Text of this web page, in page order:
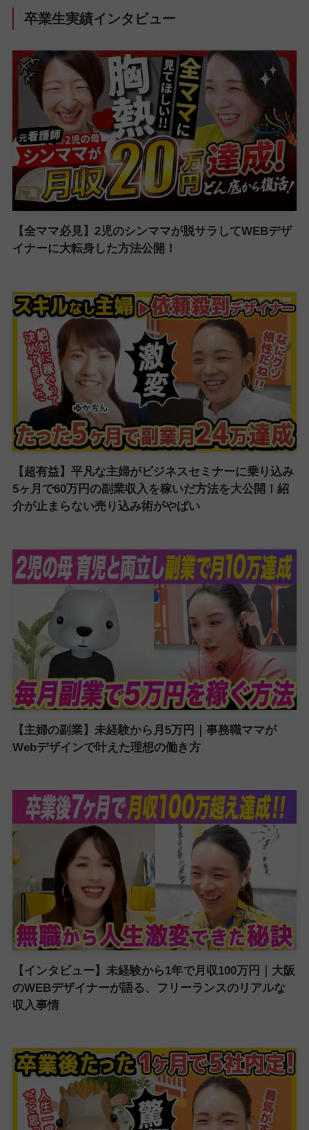
卒業生実績インタビュー
【全ママ必見】2児のシンママが脱サラしてWEBデザ
イナーに大転身した方法公開！
【超有益】平凡な主婦がビジネスセミナーに乗り込み
5ヶ月で60万円の副業収入を稼いだ方法を大公開！紹
介が止まらない売り込み術がやばい
【主婦の副業】未経験から月5万円｜事務職ママが
Webデザインで叶えた理想の働き方
【インタビュー】未経験から1年で月収100万円｜大阪
のWEBデザイナーが語る、フリーランスのリアルな
収入事情